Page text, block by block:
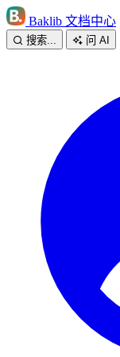
Baklib 文档中心
搜索... 问 AI